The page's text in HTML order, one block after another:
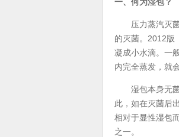
压力蒸汽灭菌
的灭菌。2012版
凝成小水滴。一
内完全蒸发，就
湿包本身无菌
此，如在灭菌后
相对于显性湿包
之一。